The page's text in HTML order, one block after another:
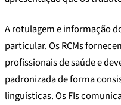
A rotulagem e informação
particular. Os RCMs
profissionais de saúde e
padronizada de forma
linguísticas. Os FIs